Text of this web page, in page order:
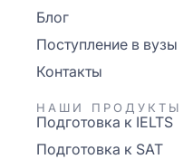
Блог
Поступление в вузы
Контакты
НАШИ ПРОДУКТЫ
Подготовка к IELTS
Подготовка к SAT